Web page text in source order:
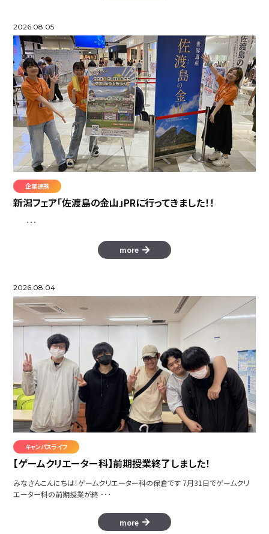
2026.08.05
企業連携
新潟フェア「佐渡島の金山」PRに行ってきました！！
･･･
more
2026.08.04
キャンパスライフ
【ゲームクリエーター科】前期授業終了しました！
みなさんこんにちは！ゲームクリエーター科の保倉です 7月31日でゲームクリ
エーター科の前期授業が終 ･･･
more